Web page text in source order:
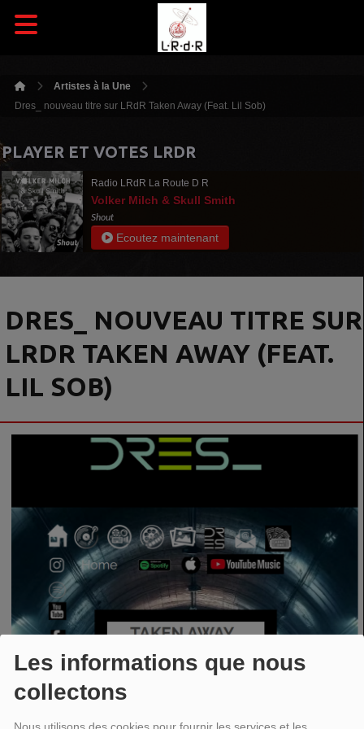
Les informations que nous
collectons
Nous utilisons des cookies pour fournir les services et les
Artistes à la Une
Dres_ nouveau titre sur LRdR Taken Away (Feat. Lil Sob)
PLAYER ET VOTES LRDR
Radio LRdR La Route D R
Volker Milch & Skull Smith
Shout
Ecoutez maintenant
DRES_ NOUVEAU TITRE SUR
LRDR TAKEN AWAY (FEAT.
LIL SOB)